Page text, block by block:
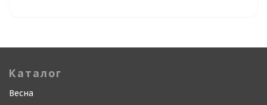
Каталог
Весна